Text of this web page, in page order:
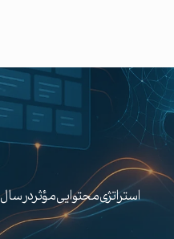
استراتژی محتوایی مؤثر در سال ۲۰۲۵ (مدل واقعی)